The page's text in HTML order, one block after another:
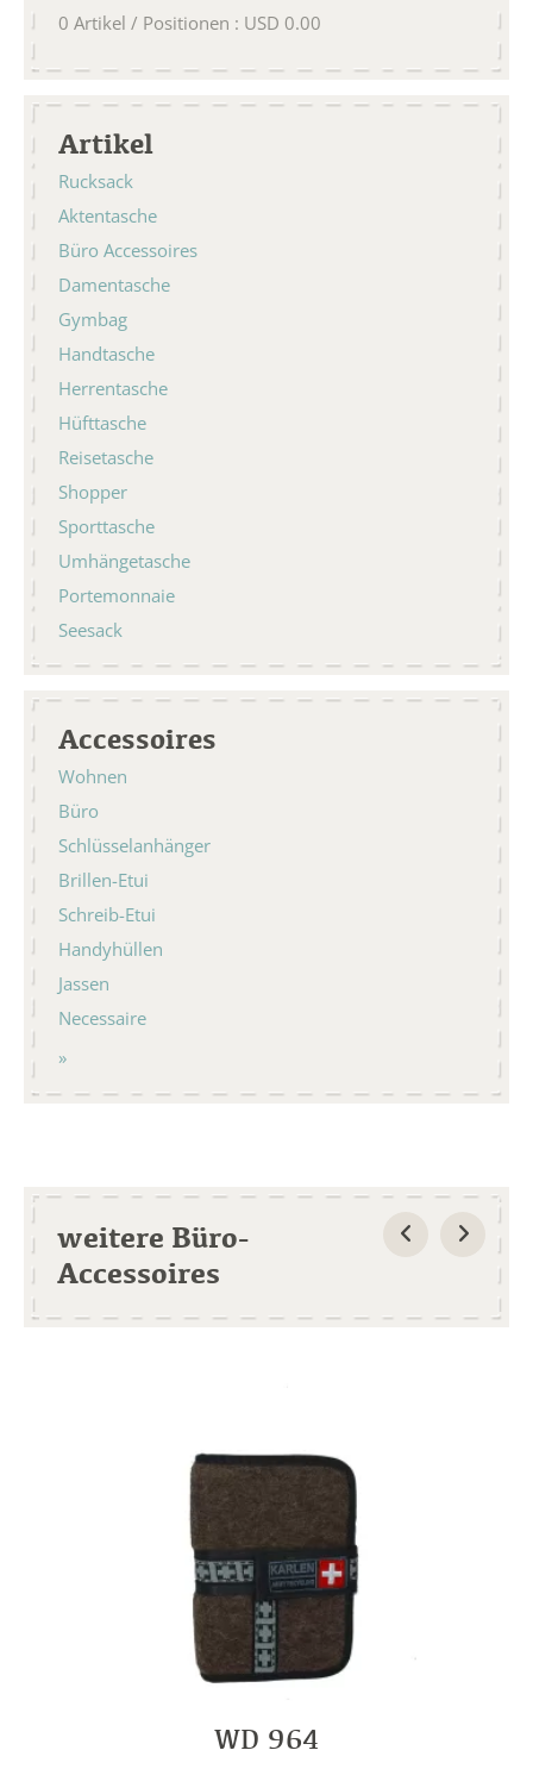
0 Artikel / Positionen : USD 0.00
Artikel
Rucksack
Aktentasche
Büro Accessoires
Damentasche
Gymbag
Handtasche
Herrentasche
Hüfttasche
Reisetasche
Shopper
Sporttasche
Umhängetasche
Portemonnaie
Seesack
Accessoires
Wohnen
Büro
Schlüsselanhänger
Brillen-Etui
Schreib-Etui
Handyhüllen
Jassen
Necessaire
weitere Büro-
Accessoires
WD 964